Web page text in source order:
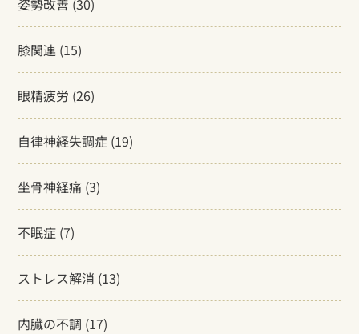
姿勢改善 (30)
膝関連 (15)
眼精疲労 (26)
自律神経失調症 (19)
坐骨神経痛 (3)
不眠症 (7)
ストレス解消 (13)
内臓の不調 (17)